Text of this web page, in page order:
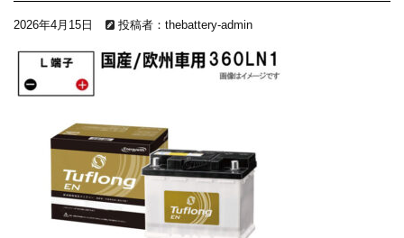
2026年4月15日 投稿者：thebattery-admin